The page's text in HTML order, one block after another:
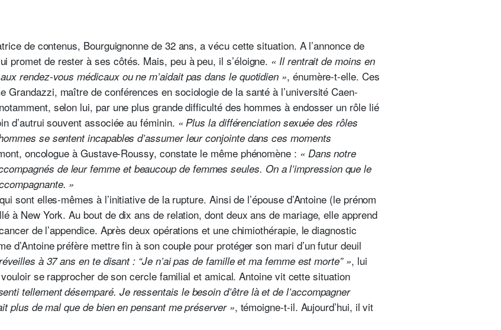
de contenus, Bourguignonne de 32 ans, a vécu cette situation. A l’annonce de
promet de rester à ses côtés. Mais, peu à peu, il s’éloigne. « Il rentrait de moins en
rendez-vous médicaux ou ne m’aidait pas dans le quotidien », énumère-t-elle. Ces
Grandazzi, maître de conférences en sociologie de la santé à l’université Caen-
selon lui, par une plus grande difficulté des hommes à endosser un rôle lié
d’autrui souvent associée au féminin. « Plus la différenciation sexuée des rôles
se sentent incapables d’assumer leur conjointe dans ces moments
oncologue à Gustave-Roussy, constate le même phénomène : « Dans notre
de leur femme et beaucoup de femmes seules. On a l’impression que le
»
sont elles-mêmes à l’initiative de la rupture. Ainsi de l’épouse d’Antoine (le prénom
à New York. Au bout de dix ans de relation, dont deux ans de mariage, elle apprend
de l’appendice. Après deux opérations et une chimiothérapie, le diagnostic
d’Antoine préfère mettre fin à son couple pour protéger son mari d’un futur deuil
à 37 ans en te disant : “Je n’ai pas de famille et ma femme est morte” », lui
se rapprocher de son cercle familial et amical. Antoine vit cette situation
tellement désemparé. Je ressentais le besoin d’être là et de l’accompagner
plus de mal que de bien en pensant me préserver », témoigne-t-il. Aujourd’hui, il vit